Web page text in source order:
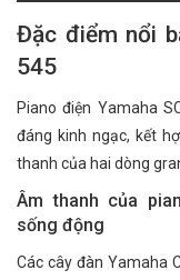
Đặc điểm nổi
545
Piano điện Yamaha
đáng kinh ngạc, kết
thanh của hai dòng
Âm thanh của
sống động
Các cây đàn Yamaha